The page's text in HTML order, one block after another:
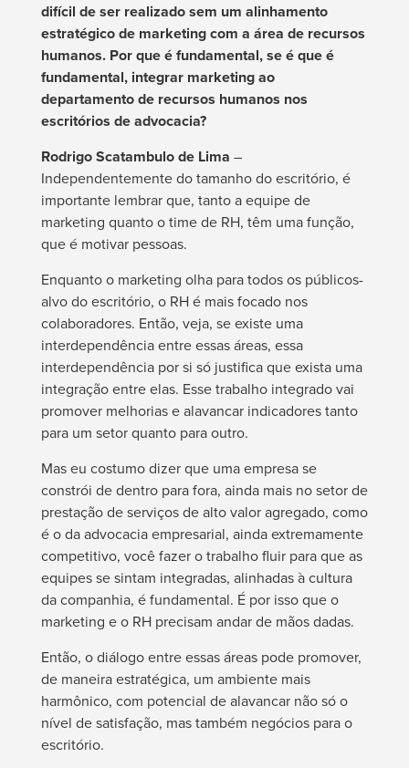
difícil de ser realizado sem um alinhamento
estratégico de marketing com a área de recursos
humanos. Por que é fundamental, se é que é
fundamental, integrar marketing ao
departamento de recursos humanos nos
escritórios de advocacia?
Rodrigo Scatambulo de Lima –
Independentemente do tamanho do escritório, é
importante lembrar que, tanto a equipe de
marketing quanto o time de RH, têm uma função,
que é motivar pessoas.
Enquanto o marketing olha para todos os públicos-
alvo do escritório, o RH é mais focado nos
colaboradores. Então, veja, se existe uma
interdependência entre essas áreas, essa
interdependência por si só justifica que exista uma
integração entre elas. Esse trabalho integrado vai
promover melhorias e alavancar indicadores tanto
para um setor quanto para outro.
Mas eu costumo dizer que uma empresa se
constrói de dentro para fora, ainda mais no setor de
prestação de serviços de alto valor agregado, como
é o da advocacia empresarial, ainda extremamente
competitivo, você fazer o trabalho fluir para que as
equipes se sintam integradas, alinhadas à cultura
da companhia, é fundamental. É por isso que o
marketing e o RH precisam andar de mãos dadas.
Então, o diálogo entre essas áreas pode promover,
de maneira estratégica, um ambiente mais
harmônico, com potencial de alavancar não só o
nível de satisfação, mas também negócios para o
escritório.